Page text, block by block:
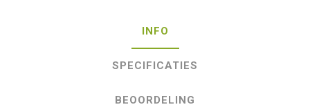
INFO
SPECIFICATIES
BEOORDELING